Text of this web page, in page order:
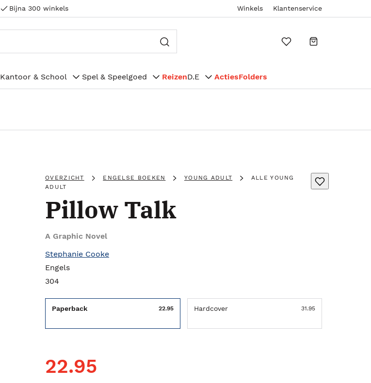
Bijna 300 winkels Winkels Klantenservice
Kantoor & School Spel & Speelgoed ReizenD.E ActiesFolders
OVERZICHT ENGELSE BOEKEN YOUNG ADULT
ALLE YOUNG
ADULT
Pillow Talk
A Graphic Novel
Stephanie Cooke
Engels
304
Paperback 22.95 Hardcover 31.95
22.95